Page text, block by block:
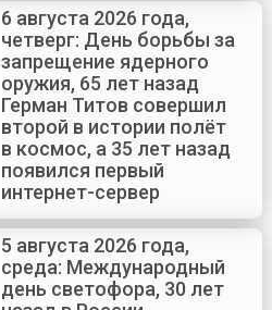
6 августа 2026 года,
четверг: День борьбы за
запрещение ядерного
оружия, 65 лет назад
Герман Титов совершил
второй в истории полёт
в космос, а 35 лет назад
появился первый
интернет-сервер
5 августа 2026 года,
среда: Международный
день светофора, 30 лет